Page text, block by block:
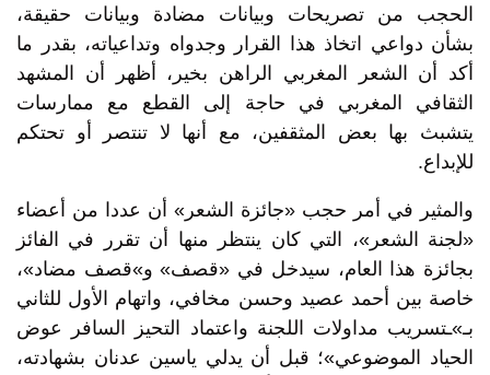
الحجب من تصريحات وبيانات مضادة وبيانات حقيقة،
بشأن دواعي اتخاذ هذا القرار وجدواه وتداعياته، بقدر ما
أكد أن الشعر المغربي الراهن بخير، أظهر أن المشهد
الثقافي المغربي في حاجة إلى القطع مع ممارسات
يتشبث بها بعض المثقفين، مع أنها لا تنتصر أو تحتكم
للإبداع.
والمثير في أمر حجب «جائزة الشعر» أن عددا من أعضاء
«لجنة الشعر»، التي كان ينتظر منها أن تقرر في الفائز
بجائزة هذا العام، سيدخل في «قصف» و»قصف مضاد»،
خاصة بين أحمد عصيد وحسن مخافي، واتهام الأول للثاني
بـ»ـتسريب مداولات اللجنة واعتماد التحيز السافر عوض
الحياد الموضوعي»؛ قبل أن يدلي ياسين عدنان بشهادته،